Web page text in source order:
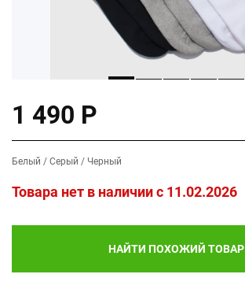
1 490 Р
Белый / Серый / Черный
Товара нет в наличии c 11.02.2026
НАЙТИ ПОХОЖИЙ ТОВАР